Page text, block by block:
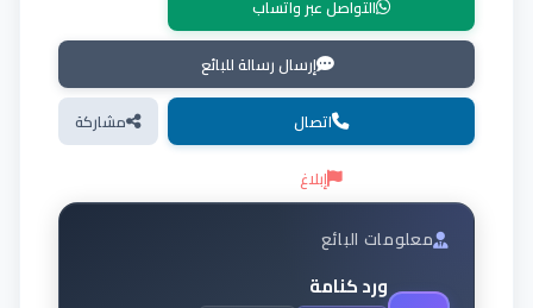
التواصل عبر واتساب
إرسال رسالة للبائع
اتصال
مشاركة
إبلاغ
معلومات البائع
ورد كنامة